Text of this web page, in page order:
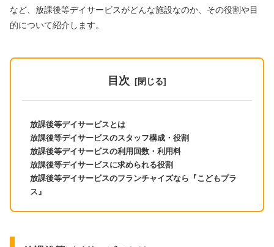
など、放課後等デイサービスがどんな施設なのか、その役割や目
的について紹介します。
目次
放課後等デイサービスとは
放課後等デイサービスのスタッフ構成・役割
放課後等デイサービスの利用回数・利用料
放課後等デイサービスに求められる役割
放課後等デイサービスのフランチャイズなら『こどもプラ
ス』